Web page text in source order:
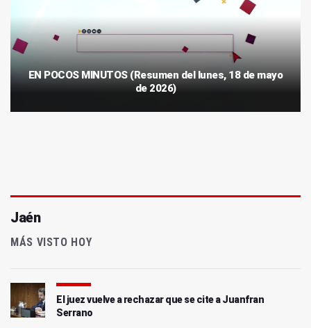
EN POCOS MINUTOS (Resumen del lunes, 18 de mayo
de 2026)
Jaén
MÁS VISTO HOY
El juez vuelve a rechazar que se cite a Juanfran
Serrano